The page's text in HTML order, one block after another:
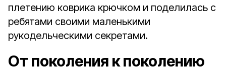
плетению коврика крючком и поделилась с
ребятами своими маленькими
рукодельческими секретами.
От поколения к поколению